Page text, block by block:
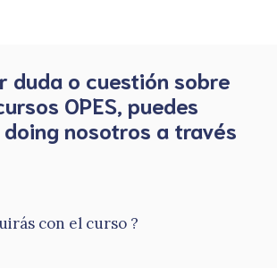
duda o cuestión sobre
OPES, puedes
nosotros a través
con el curso ?